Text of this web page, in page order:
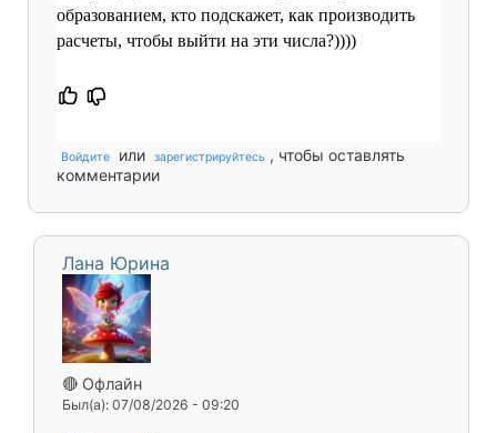
образованием, кто подскажет, как производить
расчеты, чтобы выйти на эти числа?))))
Войдите или зарегистрируйтесь , чтобы оставлять
комментарии
Лана Юрина
🔴 Офлайн
Был(а): 07/08/2026 - 09:20